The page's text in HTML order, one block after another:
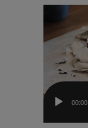
Video-
00:00